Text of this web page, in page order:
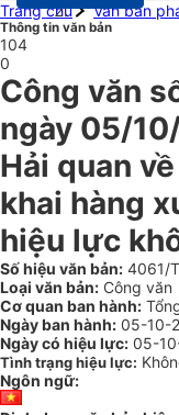
Trang chủ
Văn bản
Thông tin văn bản
104
0
Công văn
ngày 05/
Hải quan
khai hàng
hiệu lực
Số hiệu văn bản: 4061/
Loại văn bản: Công văn
Cơ quan ban hành:
Ngày ban hành: 05-10-
Ngày có hiệu lực: 05-
Tình trạng hiệu lực:
Ngôn ngữ: